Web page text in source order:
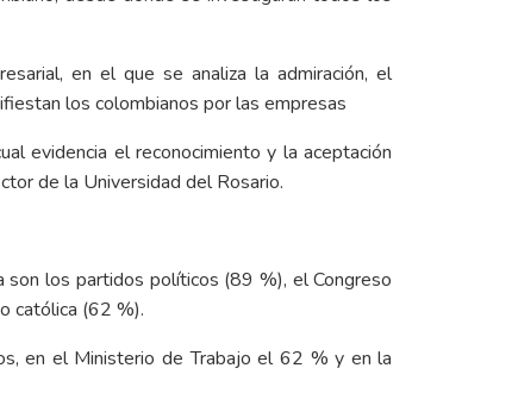
en el que se analiza la admiración, el
los colombianos por las empresas
evidencia el reconocimiento y la aceptación
de la Universidad del Rosario.
son los partidos políticos (89 %), el Congreso
católica (62 %).
en el Ministerio de Trabajo el 62 % y en la